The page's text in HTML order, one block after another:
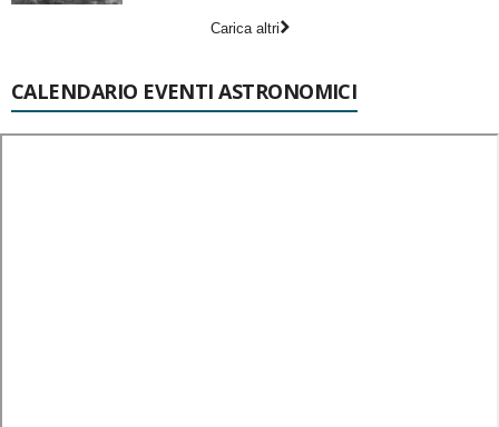
Carica altri
CALENDARIO EVENTI ASTRONOMICI